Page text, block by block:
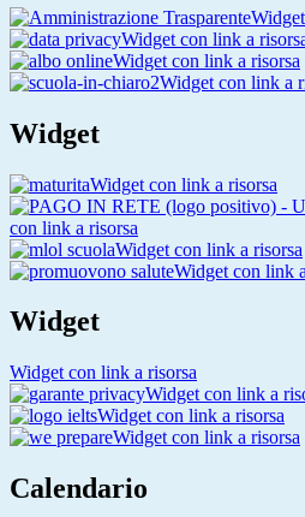
Widget con link a
Widget con link a risorsa
Widget con link a
Widget
Widget con link a risorsa
con link a risorsa
Widget con link a risorsa
Widget con link
Widget
Widget con link a risorsa
Widget con link a
Widget con link a risorsa
Widget con link a risorsa
Calendario